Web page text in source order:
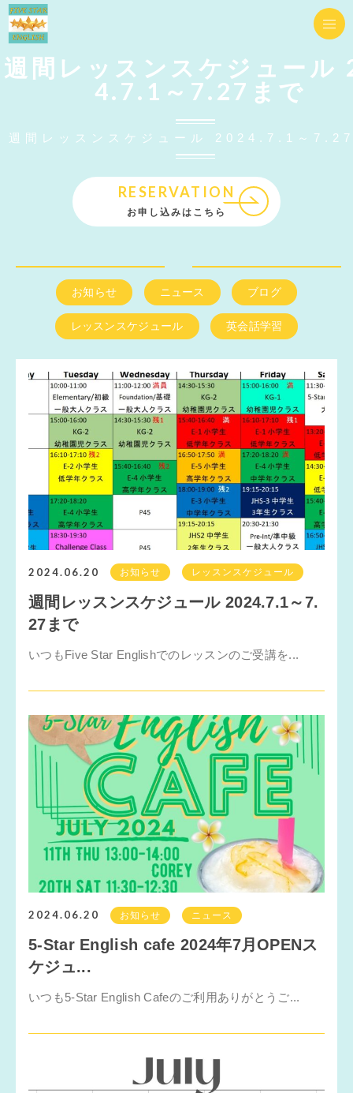
週間レッスンスケジュール
4.7.1～7.27まで
週間レッスンスケジュール 2024.7.1～
RESERVATION
お申し込みはこちら
お知らせ ニュース ブログ
レッスンスケジュール 英会話学習
2024.06.20 お知らせ レッスンスケジュール
週間レッスンスケジュール 2024.7.1～7.
27まで
いつもFive Star Englishでのレッスンのご受講を...
2024.06.20 お知らせ ニュース
5-Star English cafe 2024年7月OPENス
ケジュ...
いつも5-Star English Cafeのご利用ありがとうご...